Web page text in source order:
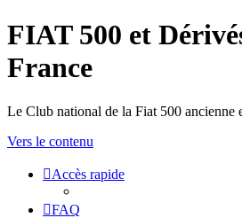
FIAT 500 et
France
Le Club national de la Fiat 500 ancienne
Vers le contenu
Accès rapide
FAQ